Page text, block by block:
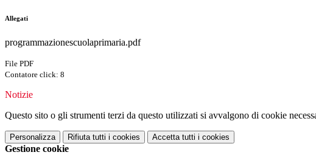
Allegati
programmazionescuolaprimaria.pdf
File PDF
Contatore click: 8
Notizie
Questo sito o gli strumenti terzi da questo utilizzati si avvalgono di cookie
Personalizza Rifiuta tutti i cookies Accetta tutti i cookies
Gestione cookie